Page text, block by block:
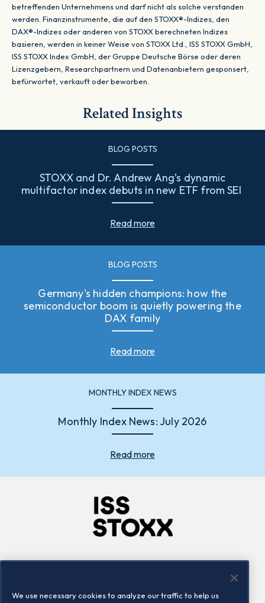
betreffenden Unternehmens und darf nicht als solche verstanden
werden. Finanzinstrumente, die auf den STOXX®-Indizes, den
DAX®-Indizes oder anderen von STOXX berechneten Indizes
basieren, werden in keiner Weise von STOXX Ltd., ISS STOXX GmbH,
ISS STOXX Index GmbH, der Gruppe Deutsche Börse oder deren
Lizenzgebern, Researchpartnern und Datenanbietern gesponsert,
befürwortet, verkauft oder beworben.
Related Insights
BLOG POSTS
STOXX and Dr. Andrew Ang’s dynamic
multifactor index debuts in new ETF from SEI
Read more
BLOG POSTS
Germany's hidden champions: how the
semiconductor boom is quietly powering the
DAX family
Read more
MONTHLY INDEX NEWS
Monthly Index News: July 2026
Read more
Locations
Contact us
We use necessary cookies to analyze our traffic to help us